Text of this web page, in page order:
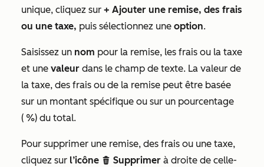
unique, cliquez sur + Ajouter une remise, des frais
ou une taxe, puis sélectionnez une option.
Saisissez un nom pour la remise, les frais ou la taxe
et une valeur dans le champ de texte. La valeur de
la taxe, des frais ou de la remise peut être basée
sur un montant spécifique ou sur un pourcentage
( %) du total.
Pour supprimer une remise, des frais ou une taxe,
cliquez sur l’icône delete Supprimer à droite de celle-